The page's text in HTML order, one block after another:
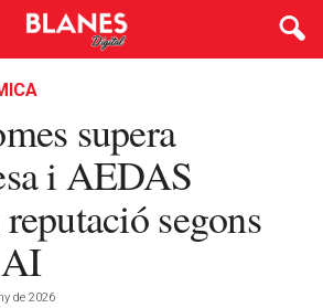
supera
i AEDAS
segons
de 2026